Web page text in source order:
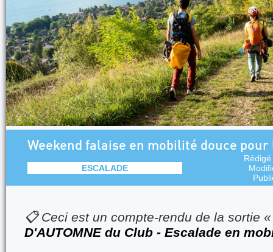
Weekend falaise en mobilité douce
ESCALADE
📋 Ceci est un compte-rendu de la sortie
D'AUTOMNE du Club - Escalade en